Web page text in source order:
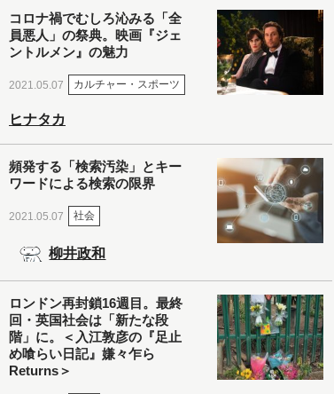
コロナ禍でむしろ沁みる「全
員悪人」の祭典。映画『ジェ
ントルメン』の魅力
2021.05.07 カルチャー・スポーツ
ヒナタカ
頻発する「検索汚染」とキー
ワードによる検索の限界
2021.05.07 社会
柳井政和
ロンドン再封鎖16週目。最終
回・英国社会は「新たな段
階」に。＜入江敦彦の『足止
め喰らい日記』嫌々乍ら
Returns＞